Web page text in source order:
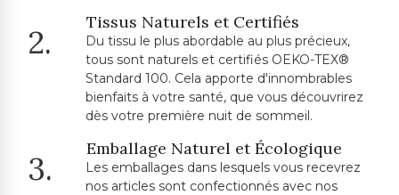
2.
Tissus Naturels et Certifiés
Du tissu le plus abordable au plus précieux,
tous sont naturels et certifiés OEKO-TEX®
Standard 100. Cela apporte d'innombrables
bienfaits à votre santé, que vous découvrirez
dès votre première nuit de sommeil.
3.
Emballage Naturel et Écologique
Les emballages dans lesquels vous recevrez
nos articles sont confectionnés avec nos